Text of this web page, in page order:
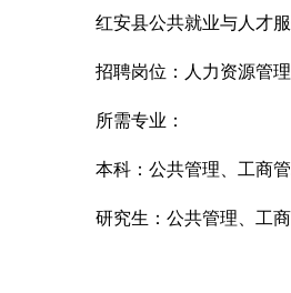
红安县公共就业与人才
招聘岗位：人力资源管
所需专业：
本科：公共管理、工商
研究生：公共管理、工